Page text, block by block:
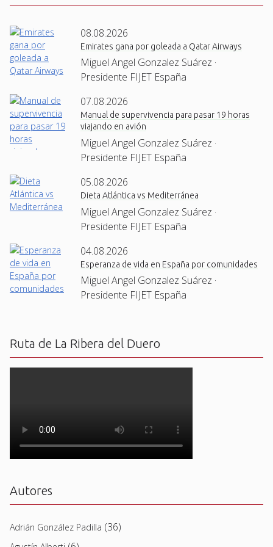
08.08.2026
Emirates gana por goleada a Qatar Airways
Miguel Angel Gonzalez Suárez ·
Presidente FIJET España
07.08.2026
Manual de supervivencia para pasar 19 horas
viajando en avión
Miguel Angel Gonzalez Suárez ·
Presidente FIJET España
05.08.2026
Dieta Atlántica vs Mediterránea
Miguel Angel Gonzalez Suárez ·
Presidente FIJET España
04.08.2026
Esperanza de vida en España por comunidades
Miguel Angel Gonzalez Suárez ·
Presidente FIJET España
Ruta de La Ribera del Duero
Autores
Adrián González Padilla (36)